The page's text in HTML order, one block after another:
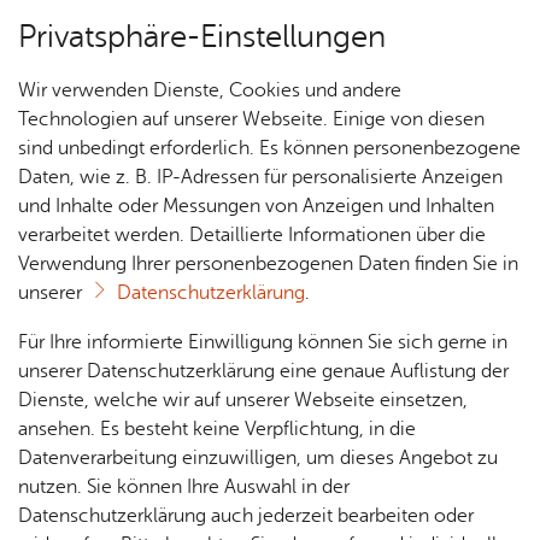
Über­sicht Bür­ger & Stadt
Rat­
haus &
Bür­
ger­
ser­vice
Rat­
häu­ser
Nach­
rich­
ten,
Vi­de­os
& Bil­
der
Me­di­
Jobs
Stel­
len­an­
ge­bo­te
Aus­bil­
dung &
Stu­di­
Bauen
& Um­
welt
Geo­
da­ten
Ge­
sund­
heit &
kum
The­men­we­ge
Vor­le­sen
Bo­den­see­pfad
An viel begangenen Promenaden und
landschaftlich reizvollen Abschnitten des 300
Kilometer langen Bodensee-Rundwegs stellt der
Bodenseepfad ein interessantes und
ansprechendes Ausflugsziel dar
Privatsphäre-Einstellungen
Wir verwenden Dienste, Cookies und andere
Technologien auf unserer Webseite. Einige von diesen
sind unbedingt erforderlich. Es können personenbezogene
Daten, wie z. B. IP-Adressen für personalisierte Anzeigen
und Inhalte oder Messungen von Anzeigen und Inhalten
verarbeitet werden. Detaillierte Informationen über die
Verwendung Ihrer personenbezogenen Daten finden Sie in
unserer
Datenschutzerklärung.
Für Ihre informierte Einwilligung können Sie sich gerne in
unserer Datenschutzerklärung eine genaue Auflistung der
Dienste, welche wir auf unserer Webseite einsetzen,
ansehen. Es besteht keine Verpflichtung, in die
Datenverarbeitung einzuwilligen, um dieses Angebot zu
nutzen. Sie können Ihre Auswahl in der
Datenschutzerklärung auch jederzeit bearbeiten oder